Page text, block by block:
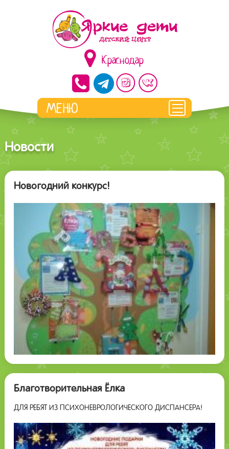
Краснодар
Новости
Новогодний конкурс!
Благотворительная Ёлка
ДЛЯ РЕБЯТ ИЗ ПСИХОНЕВРОЛОГИЧЕСКОГО ДИСПАНСЕРА!